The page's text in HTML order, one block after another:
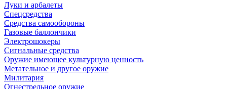
Луки и арбалеты
Спецсредства
Средства самообороны
Газовые баллончики
Электрошокеры
Сигнальные средства
Оружие имеющее культурную ценность
Метательное и другое оружие
Милитария
Огнестрельное оружие